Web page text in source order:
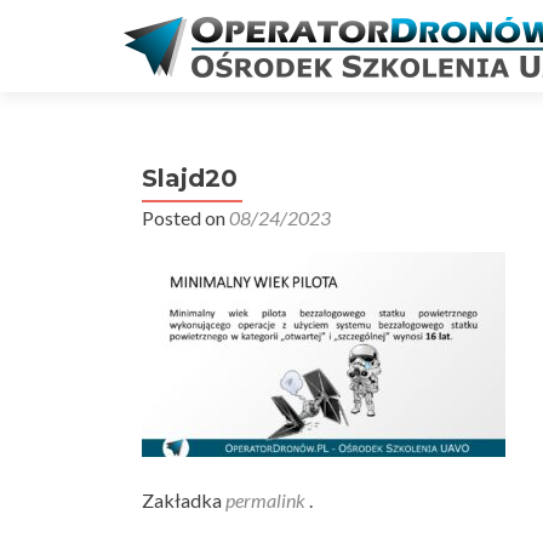
Slajd20
Posted on08/24/2023
Zakładkapermalink .